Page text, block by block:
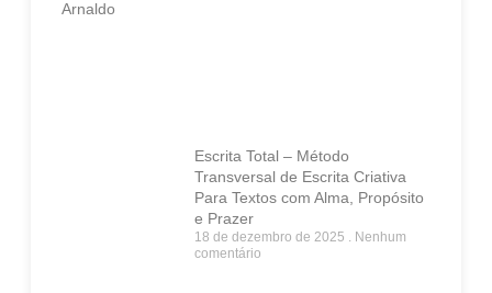
Escrita Total – Método
Transversal de Escrita Criativa
Para Textos com Alma, Propósito
e Prazer
18 de dezembro de 2025
Nenhum
comentário